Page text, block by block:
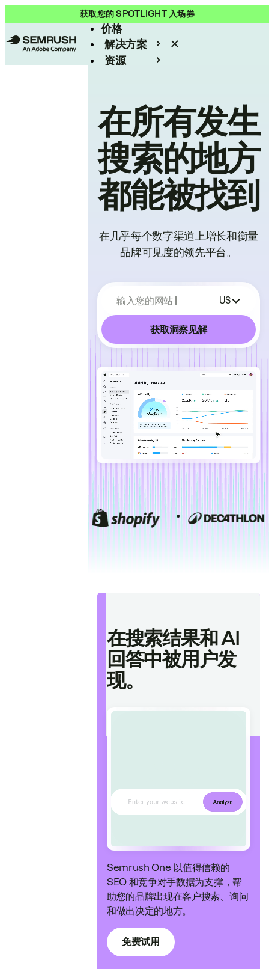
获取您的 SPOTLIGHT 入场券
产品
价格
解决方案
资源
在所有发生
搜索的地方
都能被找到
在几乎每个数字渠道上增长和衡量
品牌可见度的领先平台。
输入您的网站 US
获取洞察见解
在搜索结果和 AI
回答中被用户发
现。
Semrush One 以值得信赖的
SEO 和竞争对手数据为支撑，帮
助您的品牌出现在客户搜索、询问
和做出决定的地方。
免费试用